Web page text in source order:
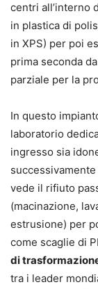
centri all’interno
in plastica di
in XPS) per poi
prima seconda
parziale per la
In questo
laboratorio
ingresso sia
vede il rifiuto
(macinazione,
estrusione) per
come scaglie di
di
tra i leader